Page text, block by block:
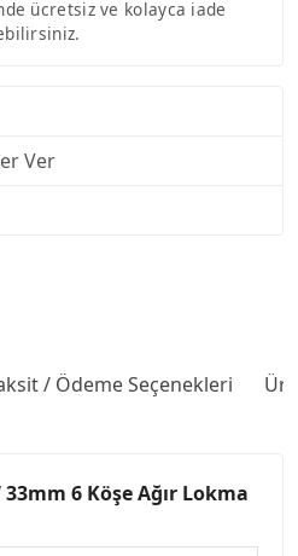
ücretsiz ve kolayca iade
Ver
/ Ödeme Seçenekleri
33mm 6 Köşe Ağır Lokma